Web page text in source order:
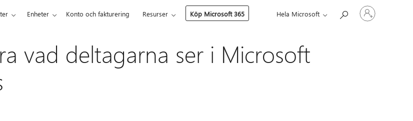
Enheter Konto och fakturering Resurser Köp Microsoft 365 Hela Microsoft
Logga
in
vad deltagarna ser i Microsoft